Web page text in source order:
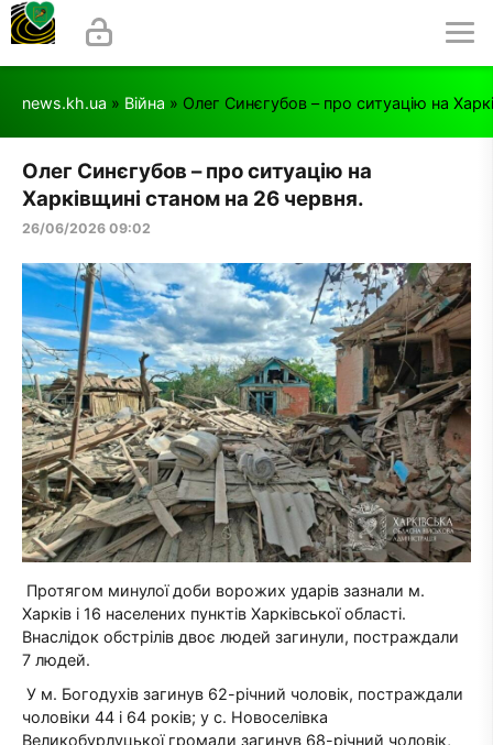
news.kh.ua » Війна » Олег Синєгубов – про ситуацію на
Олег Синєгубов – про ситуацію на
Харківщині станом на 26 червня.
26/06/2026 09:02
Протягом минулої доби ворожих ударів зазнали м.
Харків і 16 населених пунктів Харківської області.
Внаслідок обстрілів двоє людей загинули, постраждали
7 людей.
У м. Богодухів загинув 62-річний чоловік, постраждали
чоловіки 44 і 64 років; у с. Новоселівка
Великобурлуцької громади загинув 68-річний чоловік,